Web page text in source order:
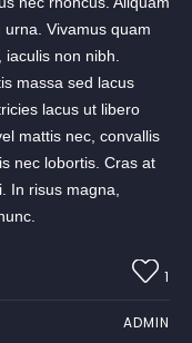
Vivamus quam
non nibh.
massa sed lacus
lacus ut libero
mattis nec, convallis
nec lobortis. Cras at
In risus magna,
1
ADMIN